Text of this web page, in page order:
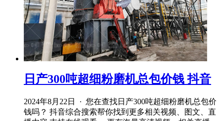
日产300吨超细粉磨机总包价钱 抖音
2024年8月22日 · 您在查找日产300吨超细粉磨机总包价
钱吗？ 抖音综合搜索帮你找到更多相关视频、图文、直